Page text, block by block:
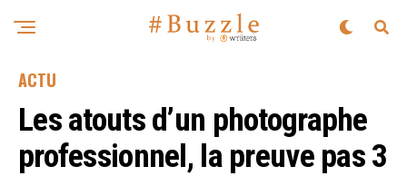
ACTU
Les atouts d’un photographe
professionnel, la preuve pas 3